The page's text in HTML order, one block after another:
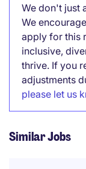
We don't just
We
apply for this
inclusive,
thrive. If you
adjustments
please let us
Similar Jobs